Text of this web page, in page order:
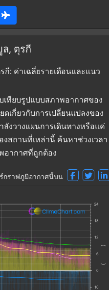
, ตุรกี
: ค่าเฉลี่ยรายเดือนและแนว
เทียบรูปแบบสภาพอากาศของ
เกี่ยวกับการเปลี่ยนแปลงของ
งวางแผนการเดินทางหรือแค่
สถานที่เหล่านี้ ค้นหาช่วงเวลา
อากาศที่ถูกต้อง
กราฟภูมิอากาศนี้บน